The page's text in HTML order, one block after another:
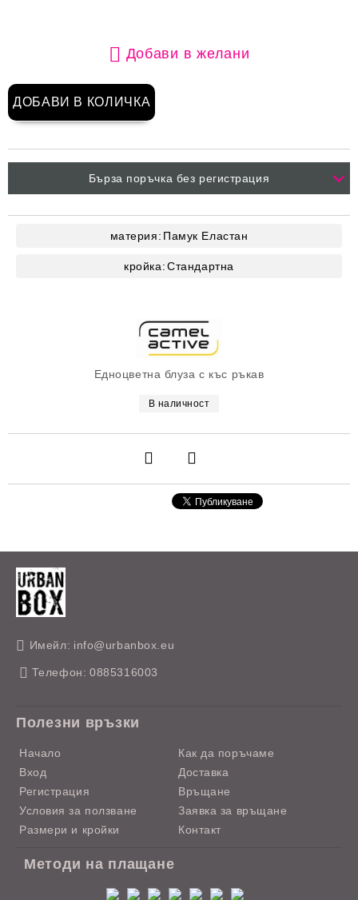
Едноцветна блуза с къс ръкав
В наличност
Добави в желани
Бърза поръчка без регистрация
материя: Памук Еластан
кройка:Стандартна
Имейл: info@urbanbox.eu
Телефон: 0885316003
Полезни връзки
Начало
Вход
Регистрация
Условия за ползване
Размери и кройки
Как да поръчаме
Доставка
Връщане
Заявка за връщане
Контакт
Методи на плащане